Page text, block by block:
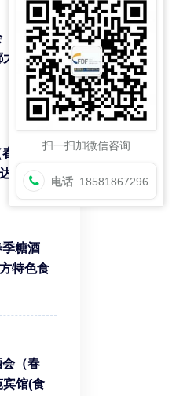
春糖）
大酒店介
糖）食
酒店
糖酒
特色食
（春
宾馆(食
扫一扫加微信咨询
电话 18581867296